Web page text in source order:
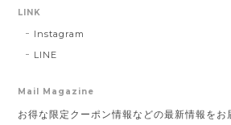
LINK
Instagram
LINE
Mail Magazine
お得な限定クーポン情報などの最新情報をお